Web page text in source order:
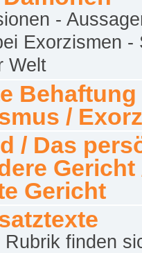
-
Exorzismen -
Welt
Behaftung
/
/ Das
Gericht
Gericht
Rubrik finden